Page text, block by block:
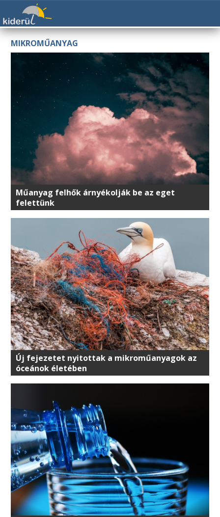
MIKROMŰANYAG
Műanyag felhők árnyékolják be az eget
felettünk
Új fejezetet nyitottak a mikroműanyagok az
óceánok életében